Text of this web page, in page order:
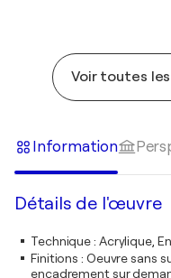
Voir toutes
Information
Détails de l'œuvre
Technique: Acrylique,
Finitions : Oeuvre sans
encadrement sur